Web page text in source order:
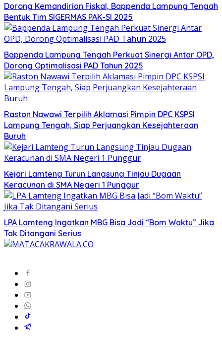
Dorong Kemandirian Fiskal, Bappenda Lampung Tengah
Bentuk Tim SIGERMAS PAK-SI 2025
Bappenda Lampung Tengah Perkuat Sinergi Antar OPD,
Dorong Optimalisasi PAD Tahun 2025
Raston Nawawi Terpilih Aklamasi Pimpin DPC KSPSI
Lampung Tengah, Siap Perjuangkan Kesejahteraan
Buruh
Kejari Lamteng Turun Langsung Tinjau Dugaan
Keracunan di SMA Negeri 1 Punggur
LPA Lamteng Ingatkan MBG Bisa Jadi “Bom Waktu” Jika
Tak Ditangani Serius